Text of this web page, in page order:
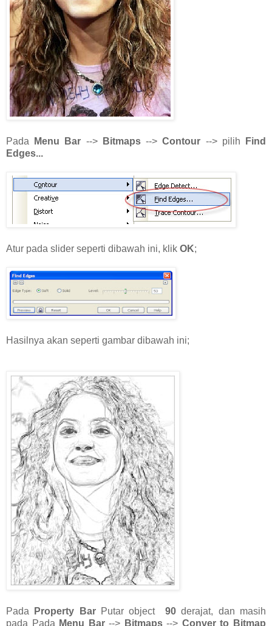
Pada Menu Bar --> Bitmaps-->Contour --> pilih
Find
Edges...
Atur pada slider seperti dibawah ini, klik OK;
Hasilnya akan seperti gambar dibawah ini;
Pada Property BarPutar object90 derajat, dan masih
pada Pada Menu Bar--> Bitmaps--> Conver to Bitmap